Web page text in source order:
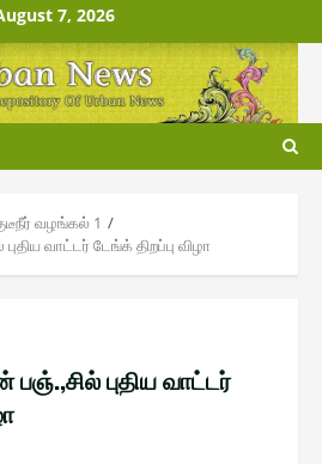
7, 2026
வழங்௧ல் 1
வாட்டர் டேங்க் திறப்பு விழா
பஞ்.,சில் புதிய வாட்டர்